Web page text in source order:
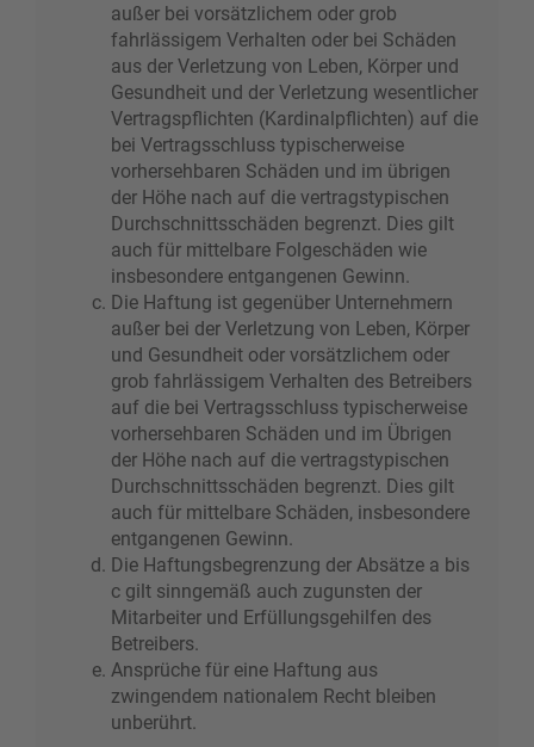
außer bei vorsätzlichem oder grob
fahrlässigem Verhalten oder bei Schäden
aus der Verletzung von Leben, Körper und
Gesundheit und der Verletzung wesentlicher
Vertragspflichten (Kardinalpflichten) auf die
bei Vertragsschluss typischerweise
vorhersehbaren Schäden und im übrigen
der Höhe nach auf die vertragstypischen
Durchschnittsschäden begrenzt. Dies gilt
auch für mittelbare Folgeschäden wie
insbesondere entgangenen Gewinn.
Die Haftung ist gegenüber Unternehmern
außer bei der Verletzung von Leben, Körper
und Gesundheit oder vorsätzlichem oder
grob fahrlässigem Verhalten des Betreibers
auf die bei Vertragsschluss typischerweise
vorhersehbaren Schäden und im Übrigen
der Höhe nach auf die vertragstypischen
Durchschnittsschäden begrenzt. Dies gilt
auch für mittelbare Schäden, insbesondere
entgangenen Gewinn.
Die Haftungsbegrenzung der Absätze a bis
c gilt sinngemäß auch zugunsten der
Mitarbeiter und Erfüllungsgehilfen des
Betreibers.
Ansprüche für eine Haftung aus
zwingendem nationalem Recht bleiben
unberührt.